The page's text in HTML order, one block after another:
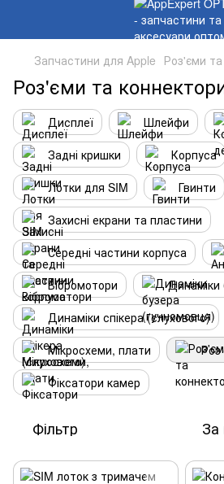
Запчастини для Apple Роз'єми
Роз'єми та
Дисплеї Шлейфи
Задні кришки
Корпуса
Лотки для SIM
Гвинти
Захисні екрани та пластини
Середні частини корпуса
Вібромотори
Динаміки
Динаміки спікера (слухового)
Мікросхеми, плати
Фіксатори камер
Фільтр За